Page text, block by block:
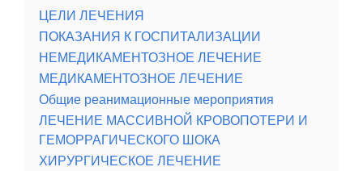
ЦЕЛИ ЛЕЧЕНИЯ
ПОКАЗАНИЯ К ГОСПИТАЛИЗАЦИИ
НЕМЕДИКАМЕНТОЗНОЕ ЛЕЧЕНИЕ
МЕДИКАМЕНТОЗНОЕ ЛЕЧЕНИЕ
Общие реанимационные мероприятия
ЛЕЧЕНИЕ МАССИВНОЙ КРОВОПОТЕРИ И
ГЕМОРРАГИЧЕСКОГО ШОКА
ХИРУРГИЧЕСКОЕ ЛЕЧЕНИЕ